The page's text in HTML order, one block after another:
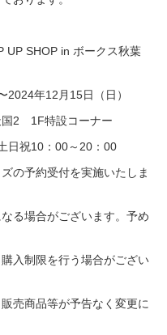
UP SHOP in ボークス秋葉
2024年12月15日（日）
国2 1F特設コーナー
日祝10：00～20：00
の予約受付を実施いたしま
る場合がございます。予め
入制限を行う場合がござい
売商品等が予告なく変更に